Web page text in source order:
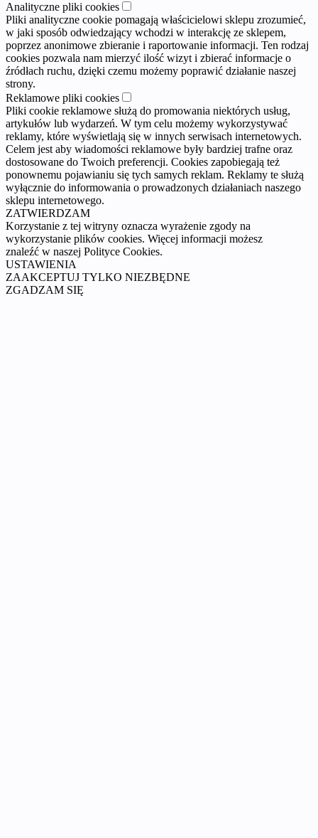
Analityczne pliki cookies
Pliki analityczne cookie pomagają właścicielowi sklepu zrozumieć,
w jaki sposób odwiedzający wchodzi w interakcję ze sklepem,
poprzez anonimowe zbieranie i raportowanie informacji. Ten rodzaj
cookies pozwala nam mierzyć ilość wizyt i zbierać informacje o
źródłach ruchu, dzięki czemu możemy poprawić działanie naszej
strony.
Reklamowe pliki cookies
Pliki cookie reklamowe służą do promowania niektórych usług,
artykułów lub wydarzeń. W tym celu możemy wykorzystywać
reklamy, które wyświetlają się w innych serwisach internetowych.
Celem jest aby wiadomości reklamowe były bardziej trafne oraz
dostosowane do Twoich preferencji. Cookies zapobiegają też
ponownemu pojawianiu się tych samych reklam. Reklamy te służą
wyłącznie do informowania o prowadzonych działaniach naszego
sklepu internetowego.
ZATWIERDZAM
Korzystanie z tej witryny oznacza wyrażenie zgody na
wykorzystanie plików cookies. Więcej informacji możesz
znaleźć w naszej Polityce Cookies.
USTAWIENIA
ZAAKCEPTUJ TYLKO NIEZBĘDNE
ZGADZAM SIĘ